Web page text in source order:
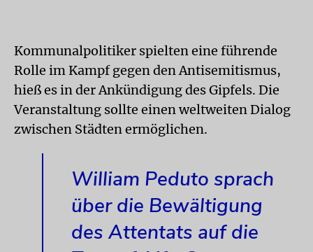
Kommunalpolitiker spielten eine führende
Rolle im Kampf gegen den Antisemitismus,
hieß es in der Ankündigung des Gipfels. Die
Veranstaltung sollte einen weltweiten Dialog
zwischen Städten ermöglichen.
William Peduto sprach
über die Bewältigung
des Attentats auf die